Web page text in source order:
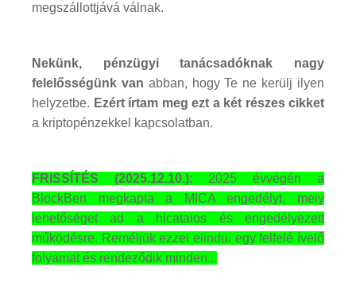
megszállottjává válnak.
Nekünk, pénzügyi tanácsadóknak nagy
felelősségünk van abban, hogy Te ne kerülj ilyen
helyzetbe. Ezért írtam meg ezt a két részes cikket
a kriptopénzekkel kapcsolatban.
FRISSÍTÉS (2025.12.10.): 2025 évvégén a
BlockBen megkapta a MICA engedélyt, mely
lehetőséget ad a hicatalos és engedélyezett
működésre. Reméljük ezzel elindul egy felfelé ívelő
folyamat és rendeződik minden...